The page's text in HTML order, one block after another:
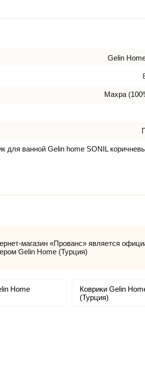
Gelin
Махра
для ванной Gelin home SONIL
магазин «Прованс» является
Gelin Home (Турция)
Home
Коврики Gelin
(Турция)